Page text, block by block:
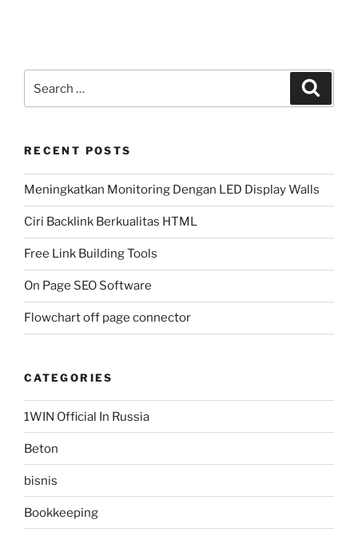
for:
RECENT POSTS
Meningkatkan Monitoring Dengan LED Display Walls
Ciri Backlink Berkualitas HTML
Free Link Building Tools
On Page SEO Software
Flowchart off page connector
CATEGORIES
1WIN Official In Russia
Beton
bisnis
Bookkeeping